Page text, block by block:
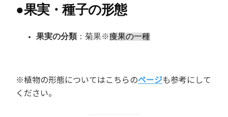
●果実・種子の形態
果実の分類 ：菊果※痩果の一種
※植物の形態についてはこちらのページも参考にして
ください。